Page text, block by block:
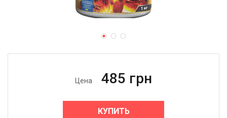
Цена 485 грн
КУПИТЬ